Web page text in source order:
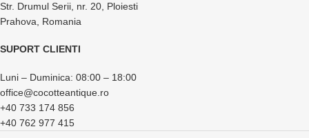
Str. Drumul Serii, nr. 20, Ploiesti
Prahova, Romania
SUPORT CLIENTI
Luni – Duminica: 08:00 – 18:00
office@cocotteantique.ro
+40 733 174 856
+40 762 977 415